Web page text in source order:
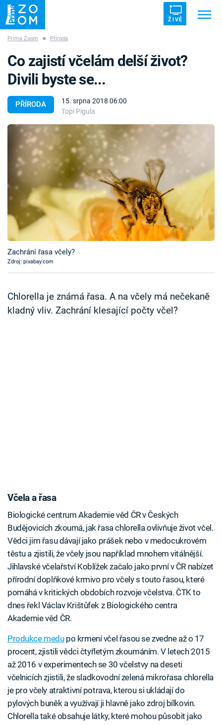
ŽIVĚ
ZÁHADY VETŘELCI DÁVNOVĚKU
Témata
Témata
Pořady
TV Program
Časopis
Sledujte prima+
Prima Zoom ■ Příroda
PŘÍRODA
15. srpna 2018 06:00
Topi Pigula
Co zajistí včelám delší život?
Divili byste se...
Zachrání řasa včely?
Zdroj: pixabay.com
Chlorella je známá řasa. A na včely má nečekaně
kladný vliv. Zachrání klesající počty včel?
Včela a řasa
Biologické centrum Akademie věd ČR v Českých
Budějovicích zkoumá, jak řasa chlorella ovlivňuje život včel.
Vědci jim řasu dávají jako prášek nebo v medocukrovém
těstu a zjistili, že včely jsou například mnohem vitálnější.
Jihlavské včelařství Koblížek začalo jako první v ČR nabízet
přírodní doplňkové krmivo pro včely s touto řasou, které
pomáhá v kritických obdobích rozvoje včelstva. ČTK to
dnes řekl Václav Krištůfek z Biologického centra
Akademie věd ČR.
Produkce medupo krmení včel řasou se zvedne až o 17
procent, zjistili vědci čtyřletým zkoumáním. V letech 2015
až 2016 v experimentech se 30 včelstvy na deseti
včelnicích zjistili, že sladkovodní zelená mikrořasa chlorella
je pro včely atraktivní potrava, kterou si ukládají do
pylových buněk a využívají ji hlavně jako zdroj bílkovin.
Chlorella také obsahuje látky, které mohou působit jako